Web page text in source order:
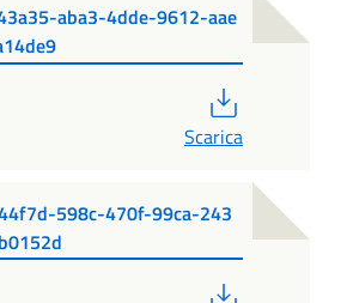
aba3-4dde-9612-aae
Scarica
598c-470f-99ca-243